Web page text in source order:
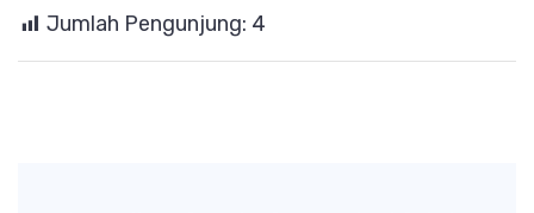
Jumlah Pengunjung: 4